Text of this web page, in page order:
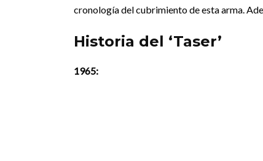
cronología del cubrimiento de esta arma.
Historia del ‘Taser’
1965: